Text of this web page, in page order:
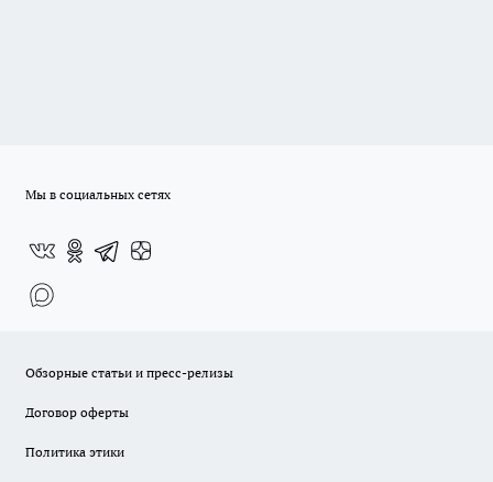
Мы в социальных сетях
Обзорные статьи и пресс-релизы
Договор оферты
Политика этики